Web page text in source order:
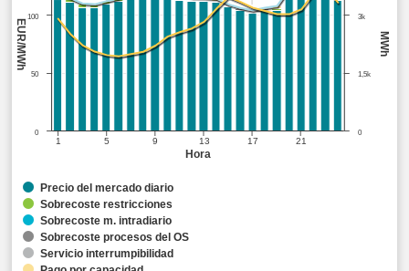
Hora
MWh
EUR/MWh
1 5 9 13 17 21
0
3k
1,5k
0
50
100
Precio del mercado diario
Sobrecoste restricciones
Sobrecoste m. intradiario
Sobrecoste procesos del OS
Servicio interrumpibilidad